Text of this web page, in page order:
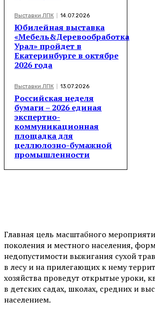
Выставки ЛПК 14.07.2026
Юбилейная выставка
«Мебель&Деревообработка
Урал» пройдет в
Екатеринбурге в октябре
2026 года
Выставки ЛПК 13.07.2026
Российская неделя
бумаги – 2026 единая
экспертно-
коммуникационная
площадка для
целлюлозно-бумажной
промышленности
Главная цель масштабного
поколения и местного населения,
недопустимости выжигания сухой
в лесу и на прилегающих к нему
хозяйства проведут открытые уроки,
в детских садах, школах, средних и
населением.